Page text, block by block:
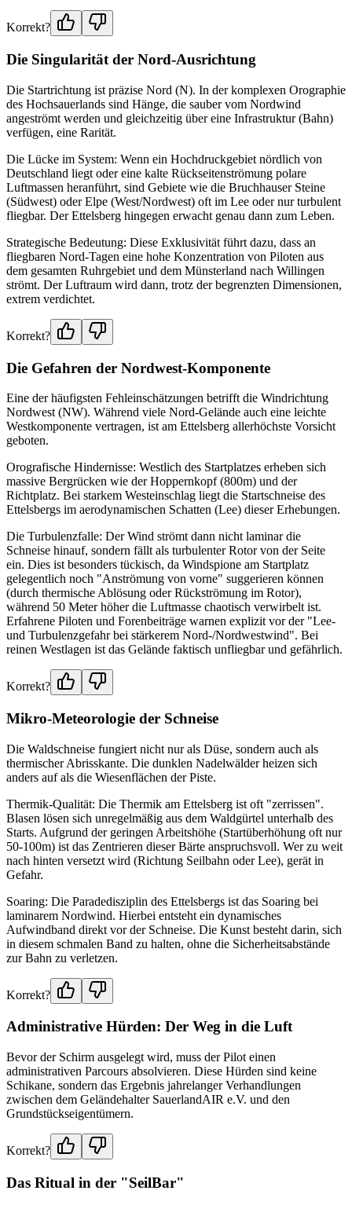
Korrekt?
Die Singularität der Nord-Ausrichtung
Die Startrichtung ist präzise Nord (N). In der komplexen Orographie
des Hochsauerlands sind Hänge, die sauber vom Nordwind
angeströmt werden und gleichzeitig über eine Infrastruktur (Bahn)
verfügen, eine Rarität.
Die Lücke im System: Wenn ein Hochdruckgebiet nördlich von
Deutschland liegt oder eine kalte Rückseitenströmung polare
Luftmassen heranführt, sind Gebiete wie die Bruchhauser Steine
(Südwest) oder Elpe (West/Nordwest) oft im Lee oder nur turbulent
fliegbar. Der Ettelsberg hingegen erwacht genau dann zum Leben.
Strategische Bedeutung: Diese Exklusivität führt dazu, dass an
fliegbaren Nord-Tagen eine hohe Konzentration von Piloten aus
dem gesamten Ruhrgebiet und dem Münsterland nach Willingen
strömt. Der Luftraum wird dann, trotz der begrenzten Dimensionen,
extrem verdichtet.
Korrekt?
Die Gefahren der Nordwest-Komponente
Eine der häufigsten Fehleinschätzungen betrifft die Windrichtung
Nordwest (NW). Während viele Nord-Gelände auch eine leichte
Westkomponente vertragen, ist am Ettelsberg allerhöchste Vorsicht
geboten.
Orografische Hindernisse: Westlich des Startplatzes erheben sich
massive Bergrücken wie der Hoppernkopf (800m) und der
Richtplatz. Bei starkem Westeinschlag liegt die Startschneise des
Ettelsbergs im aerodynamischen Schatten (Lee) dieser Erhebungen.
Die Turbulenzfalle: Der Wind strömt dann nicht laminar die
Schneise hinauf, sondern fällt als turbulenter Rotor von der Seite
ein. Dies ist besonders tückisch, da Windspione am Startplatz
gelegentlich noch "Anströmung von vorne" suggerieren können
(durch thermische Ablösung oder Rückströmung im Rotor),
während 50 Meter höher die Luftmasse chaotisch verwirbelt ist.
Erfahrene Piloten und Forenbeiträge warnen explizit vor der "Lee-
und Turbulenzgefahr bei stärkerem Nord-/Nordwestwind". Bei
reinen Westlagen ist das Gelände faktisch unfliegbar und gefährlich.
Korrekt?
Mikro-Meteorologie der Schneise
Die Waldschneise fungiert nicht nur als Düse, sondern auch als
thermischer Abrisskante. Die dunklen Nadelwälder heizen sich
anders auf als die Wiesenflächen der Piste.
Thermik-Qualität: Die Thermik am Ettelsberg ist oft "zerrissen".
Blasen lösen sich unregelmäßig aus dem Waldgürtel unterhalb des
Starts. Aufgrund der geringen Arbeitshöhe (Startüberhöhung oft nur
50-100m) ist das Zentrieren dieser Bärte anspruchsvoll. Wer zu weit
nach hinten versetzt wird (Richtung Seilbahn oder Lee), gerät in
Gefahr.
Soaring: Die Paradedisziplin des Ettelsbergs ist das Soaring bei
laminarem Nordwind. Hierbei entsteht ein dynamisches
Aufwindband direkt vor der Schneise. Die Kunst besteht darin, sich
in diesem schmalen Band zu halten, ohne die Sicherheitsabstände
zur Bahn zu verletzen.
Korrekt?
Administrative Hürden: Der Weg in die Luft
Bevor der Schirm ausgelegt wird, muss der Pilot einen
administrativen Parcours absolvieren. Diese Hürden sind keine
Schikane, sondern das Ergebnis jahrelanger Verhandlungen
zwischen dem Geländehalter SauerlandAIR e.V. und den
Grundstückseigentümern.
Korrekt?
Das Ritual in der "SeilBar"